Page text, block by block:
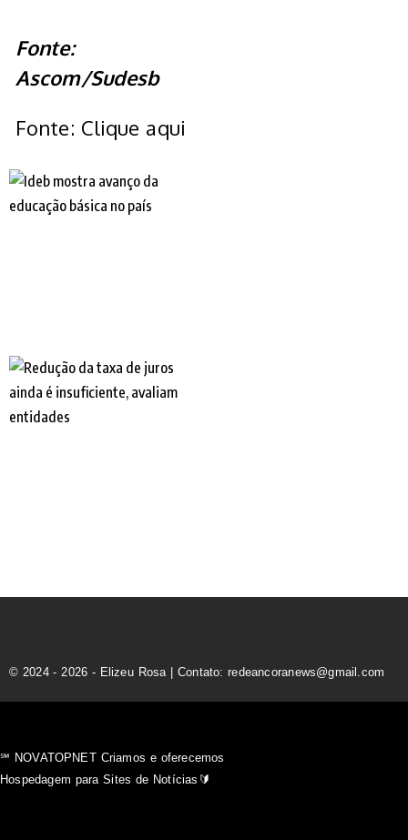
Fonte:
Ascom/Sudesb
Fonte: Clique aqui
© 2024 - 2026 - Elizeu Rosa | Contato: redeancoranews@gmail.com
℠ NOVATOPNET Criamos e oferecemos
Hospedagem para Sites de Notícias🔰